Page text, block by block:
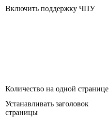
Включить поддержку ЧПУ
Количество на одной странице
Устанавливать заголовок
страницы